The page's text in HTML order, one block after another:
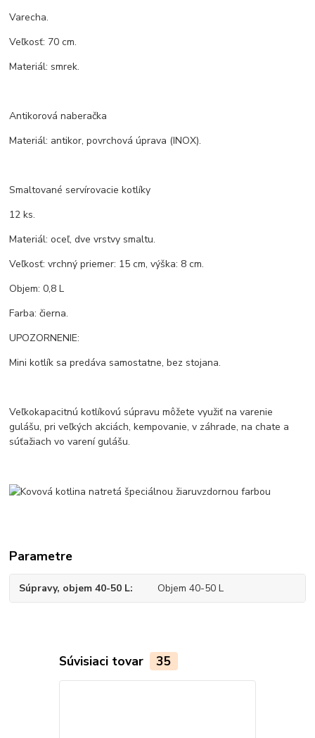
Varecha.
Veľkosť: 70 cm.
Materiál: smrek.
Antikorová naberačka
Materiál: antikor, povrchová úprava (INOX).
Smaltované servírovacie kotlíky
12 ks.
Materiál: oceľ, dve vrstvy smaltu.
Veľkosť: vrchný priemer: 15 cm, výška: 8 cm.
Objem: 0,8 L
Farba: čierna.
UPOZORNENIE:
Mini kotlík sa predáva samostatne, bez stojana.
Veľkokapacitnú kotlíkovú súpravu môžete využiť na varenie
gulášu, pri veľkých akciách, kempovanie, v záhrade, na chate a
súťažiach vo varení gulášu.
Parametre
Súpravy, objem 40-50 L Objem 40-50 L
Súvisiaci tovar 35